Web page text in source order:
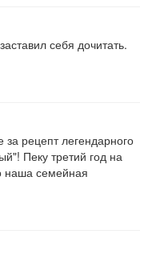
себя дочитать.
рецепт легендарного
Пеку третий год на
наша семейная